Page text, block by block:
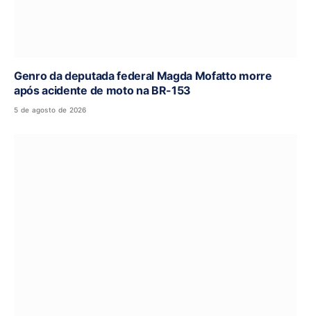
Genro da deputada federal Magda Mofatto morre
após acidente de moto na BR-153
5 de agosto de 2026